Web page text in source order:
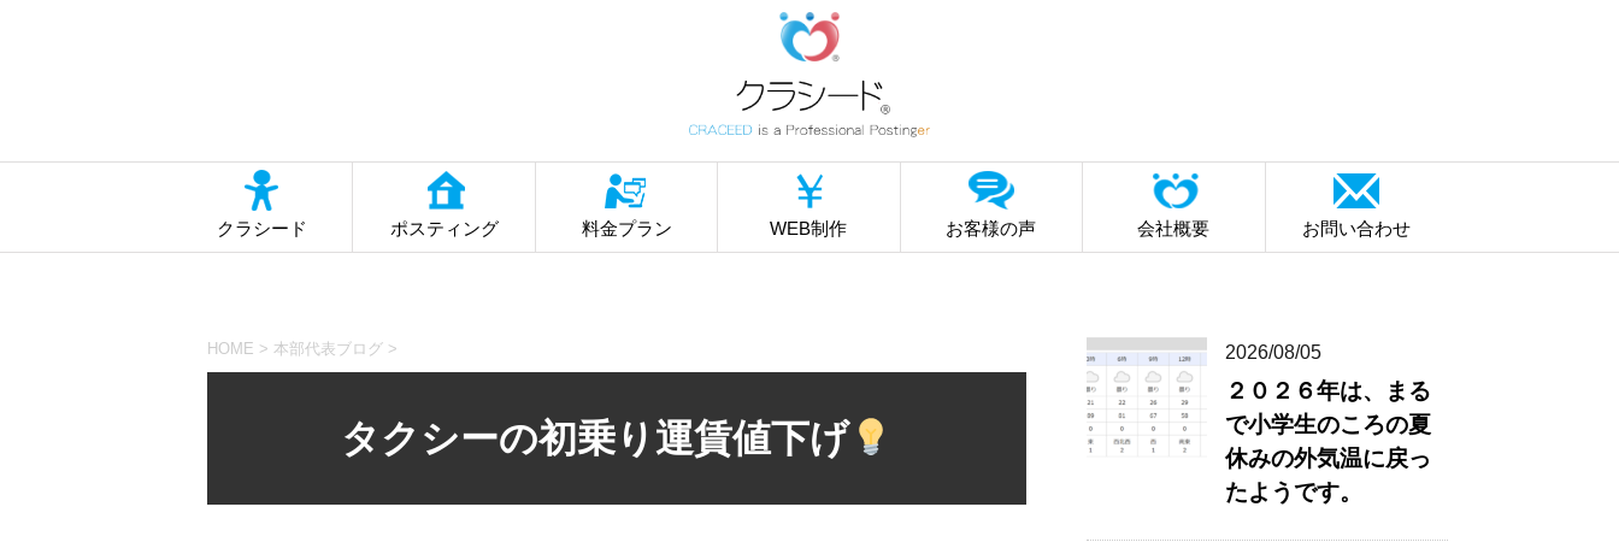
クラシード ポスティング 料金プラン WEB制作 お客様の声 会社概要 お問い合わせ
HOME > 本部代表ブログ >
タクシーの初乗り運賃値下げ
2026/08/05
２０２６年は、まる
で小学生のころの夏
休みの外気温に戻っ
たようです。